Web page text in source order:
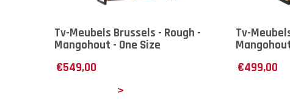
Tv-Meubels Brussels - Rough -
Mangohout - One Size
€549,00
Tv-
€499,00